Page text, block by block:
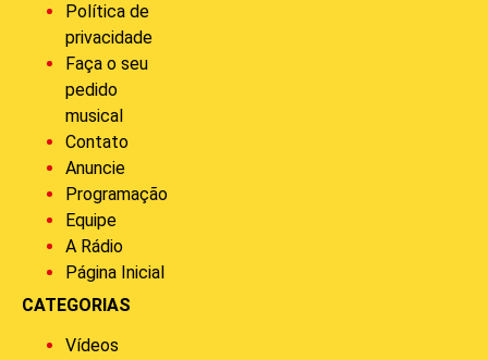
Política de
privacidade
Faça o seu
pedido
musical
Contato
Anuncie
Programação
Equipe
A Rádio
Página Inicial
CATEGORIAS
Vídeos